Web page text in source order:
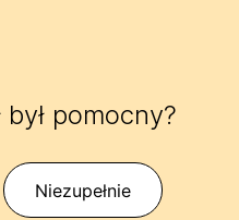
pomocny?
Niezupełnie